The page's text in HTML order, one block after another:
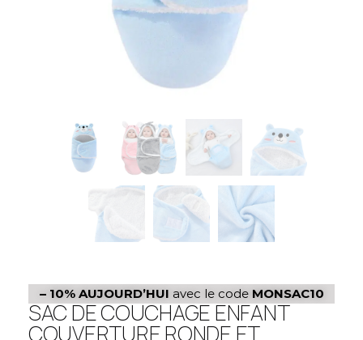
– 10% AUJOURD’HUI avec le code MONSAC10
SAC DE COUCHAGE ENFANT
COUVERTURE RONDE ET